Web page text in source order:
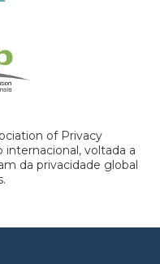
of Privacy
internacional, voltada a
da privacidade global